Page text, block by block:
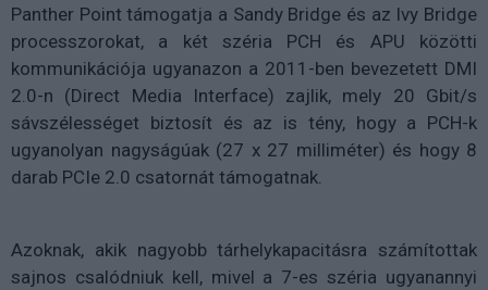
Panther Point támogatja a Sandy Bridge és az Ivy Bridge
processzorokat, a két széria PCH és APU közötti
kommunikációja ugyanazon a 2011-ben bevezetett DMI
2.0-n (Direct Media Interface) zajlik, mely 20 Gbit/s
sávszélességet biztosít és az is tény, hogy a PCH-k
ugyanolyan nagyságúak (27 x 27 milliméter) és hogy 8
darab PCIe 2.0 csatornát támogatnak.
Azoknak, akik nagyobb tárhelykapacitásra számítottak
sajnos csalódniuk kell, mivel a 7-es széria ugyanannyi